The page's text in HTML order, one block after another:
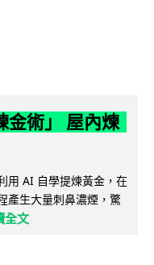
金術」 屋內煉
用 AI 自學提煉黃金，在
產生大量刺鼻濃煙，驚
全文